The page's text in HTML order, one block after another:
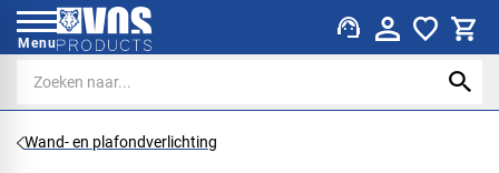
Menu support_agent
Wand- en plafondverlichting